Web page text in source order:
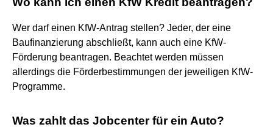
Wer darf einen KfW-Antrag stellen? Jeder, der eine
Baufinanzierung abschließt, kann auch eine KfW-
Förderung beantragen. Beachtet werden müssen
allerdings die Förderbestimmungen der jeweiligen KfW-
Programme.
Was zahlt das Jobcenter für ein Auto?